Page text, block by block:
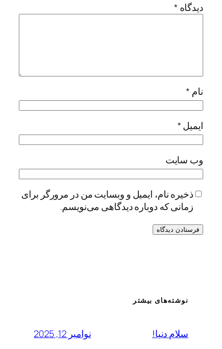
دیدگاه *
نام *
ایمیل*
وب‌ سایت
ذخیره نام، ایمیل و وبسایت من در مرورگر برای
زمانی که دوباره دیدگاهی می‌نویسم.
نوشته‌های بیشتر
سلام دنیا! نوامبر 12, 2025